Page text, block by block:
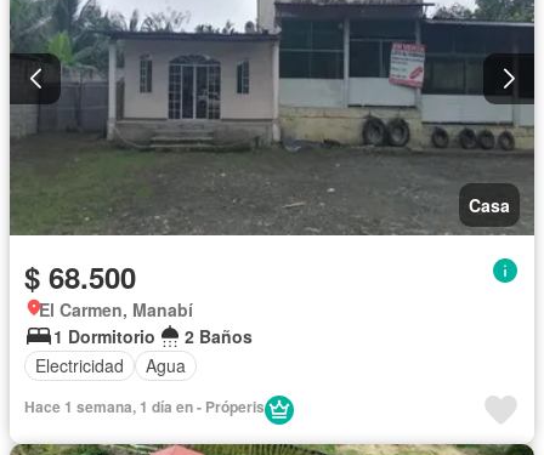
Casa
$ 68.500
El Carmen, Manabí
1 Dormitorio
2 Baños
Electricidad
Agua
Hace 1 semana, 1 día en - Próperis